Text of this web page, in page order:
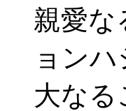
親愛な
ョン
大なる